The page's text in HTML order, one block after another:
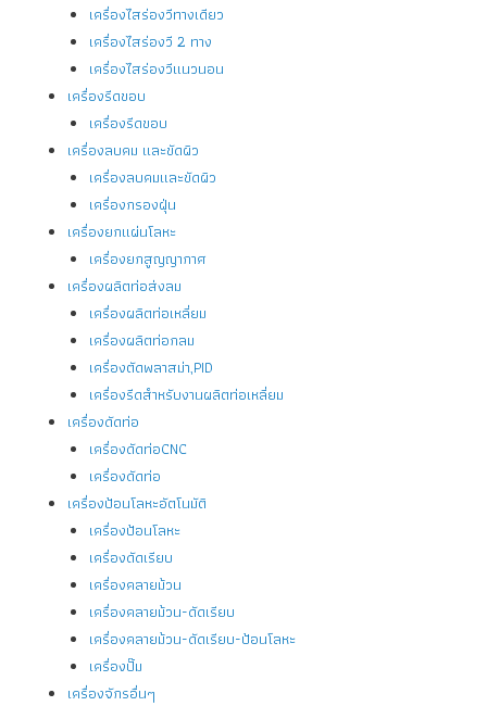
เครื่องไสร่องวีทางเดียว
เครื่องไสร่องวี 2 ทาง
เครื่องไสร่องวีแนวนอน
เครื่องรีดขอบ
เครื่องรีดขอบ
เครื่องลบคม และขัดผิว
เครื่องลบคมและขัดผิว
เครื่องกรองฝุ่น
เครื่องยกแผ่นโลหะ
เครื่องยกสูญญากาศ
เครื่องผลิตท่อส่งลม
เครื่องผลิตท่อเหลี่ยม
เครื่องผลิตท่อกลม
เครื่องตัดพลาสม่า,PID
เครื่องรีดสำหรับงานผลิตท่อเหลี่ยม
เครื่องดัดท่อ
เครื่องดัดท่อCNC
เครื่องดัดท่อ
เครื่องป้อนโลหะอัตโนมัติ
เครื่องป้อนโลหะ
เครื่องดัดเรียบ
เครื่องคลายม้วน
เครื่องคลายม้วน-ดัดเรียบ
เครื่องคลายม้วน-ดัดเรียบ-ป้อนโลหะ
เครื่องปั๊ม
เครื่องจักรอื่นๆ